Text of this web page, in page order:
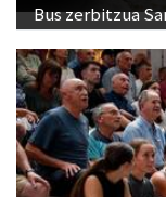
Bus zerbitzua